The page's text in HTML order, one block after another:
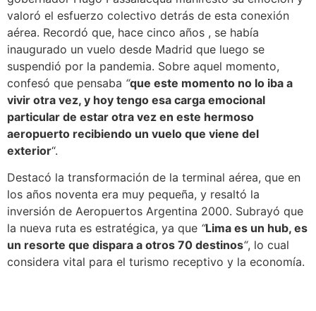
valoró el esfuerzo colectivo detrás de esta conexión
aérea. Recordó que, hace cinco años , se había
inaugurado un vuelo desde Madrid que luego se
suspendió por la pandemia. Sobre aquel momento,
confesó que pensaba “que este momento no lo iba a
vivir otra vez, y hoy tengo esa carga emocional
particular de estar otra vez en este hermoso
aeropuerto recibiendo un vuelo que viene del
exterior“.
Destacó la transformación de la terminal aérea, que en
los años noventa era muy pequeña, y resaltó la
inversión de Aeropuertos Argentina 2000. Subrayó que
la nueva ruta es estratégica, ya que “Lima es un hub, es
un resorte que dispara a otros 70 destinos“, lo cual
considera vital para el turismo receptivo y la economía.